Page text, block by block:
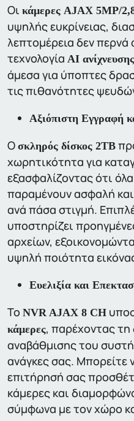
Οι κάμερες AJAX 5MP/
υψηλής ευκρίνειας,
λεπτομέρεια δεν
τεχνολογία AI
άμεσα για ύποπτες
τις πιθανότητες
Αξιόπιστη Εγγραφή
Ο σκληρός δίσκος 2TB
χωρητικότητα για
εξασφαλίζοντας ότι
παραμένουν ασφαλή και
ανά πάσα στιγμή.
υποστηρίζει
αρχείων,
υψηλή ποιότητα
Ευελιξία και
Το NVR AJAX 8 CH
κάμερες, παρέχοντας
αναβάθμισης του
ανάγκες σας. Μπορείτε
επιτήρησή σας
κάμερες και
σύμφωνα με τον χώρο